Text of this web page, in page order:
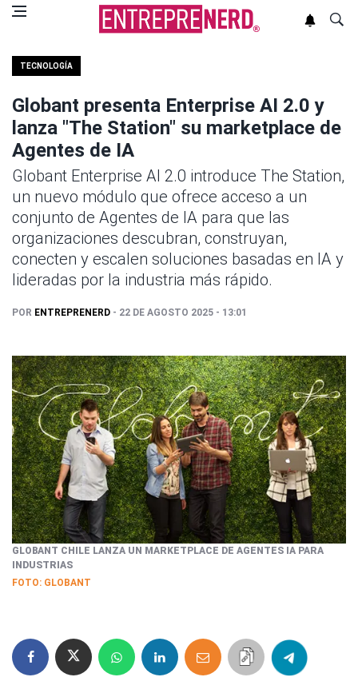
TECNOLOGÍA
Globant presenta Enterprise AI 2.0 y
lanza "The Station" su marketplace de
Agentes de IA
Globant Enterprise AI 2.0 introduce The Station,
un nuevo módulo que ofrece acceso a un
conjunto de Agentes de IA para que las
organizaciones descubran, construyan,
conecten y escalen soluciones basadas en IA y
lideradas por la industria más rápido.
POR ENTREPRENERD - 22 DE AGOSTO 2025 - 13:01
GLOBANT CHILE LANZA UN MARKETPLACE DE AGENTES IA PARA
INDUSTRIAS
FOTO: GLOBANT